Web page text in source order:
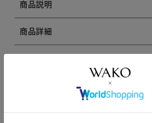
商品説明
商品詳細